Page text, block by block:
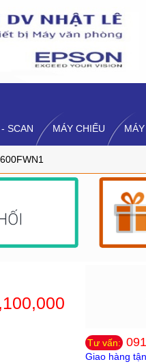
SCAN MÁY CHIẾU
Tư vấn:
Giao hàng